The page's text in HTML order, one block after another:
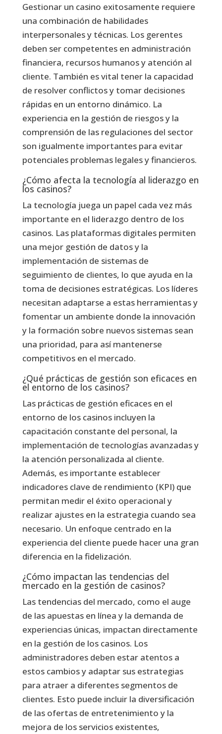
Gestionar un casino exitosamente requiere
una combinación de habilidades
interpersonales y técnicas. Los gerentes
deben ser competentes en administración
financiera, recursos humanos y atención al
cliente. También es vital tener la capacidad
de resolver conflictos y tomar decisiones
rápidas en un entorno dinámico. La
experiencia en la gestión de riesgos y la
comprensión de las regulaciones del sector
son igualmente importantes para evitar
potenciales problemas legales y financieros.
¿Cómo afecta la tecnología al liderazgo en
los casinos?
La tecnología juega un papel cada vez más
importante en el liderazgo dentro de los
casinos. Las plataformas digitales permiten
una mejor gestión de datos y la
implementación de sistemas de
seguimiento de clientes, lo que ayuda en la
toma de decisiones estratégicas. Los líderes
necesitan adaptarse a estas herramientas y
fomentar un ambiente donde la innovación
y la formación sobre nuevos sistemas sean
una prioridad, para así mantenerse
competitivos en el mercado.
¿Qué prácticas de gestión son eficaces en
el entorno de los casinos?
Las prácticas de gestión eficaces en el
entorno de los casinos incluyen la
capacitación constante del personal, la
implementación de tecnologías avanzadas y
la atención personalizada al cliente.
Además, es importante establecer
indicadores clave de rendimiento (KPI) que
permitan medir el éxito operacional y
realizar ajustes en la estrategia cuando sea
necesario. Un enfoque centrado en la
experiencia del cliente puede hacer una gran
diferencia en la fidelización.
¿Cómo impactan las tendencias del
mercado en la gestión de casinos?
Las tendencias del mercado, como el auge
de las apuestas en línea y la demanda de
experiencias únicas, impactan directamente
en la gestión de los casinos. Los
administradores deben estar atentos a
estos cambios y adaptar sus estrategias
para atraer a diferentes segmentos de
clientes. Esto puede incluir la diversificación
de las ofertas de entretenimiento y la
mejora de los servicios existentes,